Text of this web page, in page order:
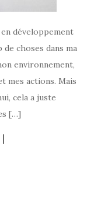
développement
choses dans ma
environnement,
mes actions. Mais
cela a juste
[…]